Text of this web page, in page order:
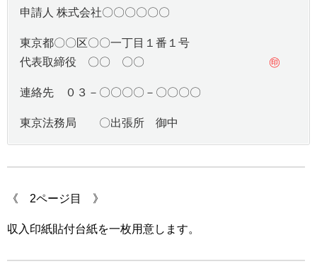
申請人 株式会社〇〇〇〇〇〇
東京都〇〇区〇〇一丁目１番１号
代表取締役 〇〇 〇〇 ㊞
連絡先 ０３－〇〇〇〇－〇〇〇〇
東京法務局 〇出張所 御中
《 2ページ目 》
収入印紙貼付台紙を一枚用意します。